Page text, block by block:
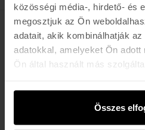
közösségi média-, hirdető- és
megosztjuk az Ön
adatait, akik kombinálhatják
adatokkal, amelyeket Ön
Ön által használt más
Összes
K A R O L I
Hétfő - Péntek:
Vasárnap:
K I R Á L Y
Hétfő - Péntek: